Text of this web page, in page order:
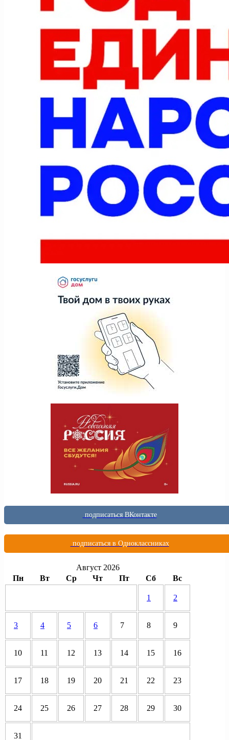
подписаться ВКонтакте
подписаться в Одноклассниках
Август 2026
Пн
Вт Ср Чт Пт Сб Вс
1 2
3 4 5 6 7 8 9
10 11 12 13 14 15 16
17 18 19 20 21 22 23
24 25 26 27 28 29 30
31